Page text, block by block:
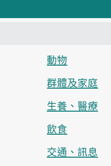
動物
群體及家庭
生養、醫療
飲食
交通、訊息